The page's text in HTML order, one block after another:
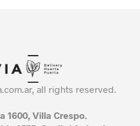
all rights reserved.
1600, Villa Crespo.